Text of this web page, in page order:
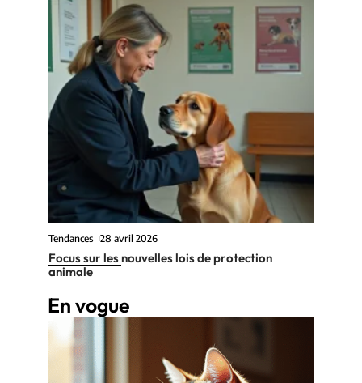
Tendances 28 avril 2026
Focus sur les nouvelles lois de protection
animale
En vogue